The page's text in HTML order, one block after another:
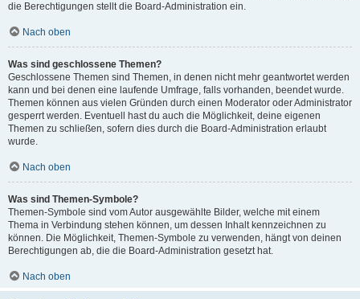
die Berechtigungen stellt die Board-Administration ein.
Nach oben
Was sind geschlossene Themen?
Geschlossene Themen sind Themen, in denen nicht mehr geantwortet werden
kann und bei denen eine laufende Umfrage, falls vorhanden, beendet wurde.
Themen können aus vielen Gründen durch einen Moderator oder Administrator
gesperrt werden. Eventuell hast du auch die Möglichkeit, deine eigenen
Themen zu schließen, sofern dies durch die Board-Administration erlaubt
wurde.
Nach oben
Was sind Themen-Symbole?
Themen-Symbole sind vom Autor ausgewählte Bilder, welche mit einem
Thema in Verbindung stehen können, um dessen Inhalt kennzeichnen zu
können. Die Möglichkeit, Themen-Symbole zu verwenden, hängt von deinen
Berechtigungen ab, die die Board-Administration gesetzt hat.
Nach oben